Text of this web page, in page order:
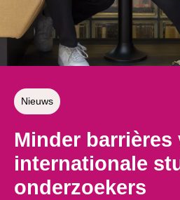
Nieuws
Minder barrières
internationale
onderzoekers